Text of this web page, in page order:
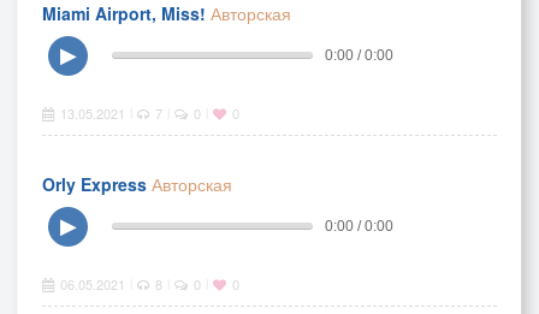
Miami Airport, Miss! Авторская
▶
0:00 / 0:00
13.05.2021 7 0 0
Orly Express Авторская
▶
0:00 / 0:00
06.05.2021 8 0 0